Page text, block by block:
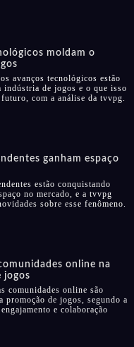
moldam o
avanços tecnológicos estão
indústria de jogos e o que isso
com a análise da tvvpg.
ganham espaço
estão conquistando
no mercado, e a tvvpg
sobre esse fenômeno.
online na
jogos
comunidades online são
promoção de jogos, segundo a
e colaboração